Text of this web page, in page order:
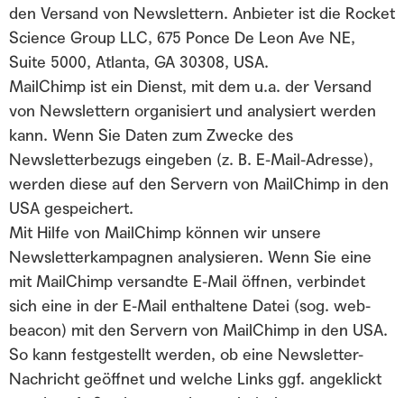
den Versand von Newslettern. Anbieter ist die Rocket
Science Group LLC, 675 Ponce De Leon Ave NE,
Suite 5000, Atlanta, GA 30308, USA.
MailChimp ist ein Dienst, mit dem u.a. der Versand
von Newslettern organisiert und analysiert werden
kann. Wenn Sie Daten zum Zwecke des
Newsletterbezugs eingeben (z. B. E-Mail-Adresse),
werden diese auf den Servern von MailChimp in den
USA gespeichert.
Mit Hilfe von MailChimp können wir unsere
Newsletterkampagnen analysieren. Wenn Sie eine
mit MailChimp versandte E-Mail öffnen, verbindet
sich eine in der E-Mail enthaltene Datei (sog. web-
beacon) mit den Servern von MailChimp in den USA.
So kann festgestellt werden, ob eine Newsletter-
Nachricht geöffnet und welche Links ggf. angeklickt